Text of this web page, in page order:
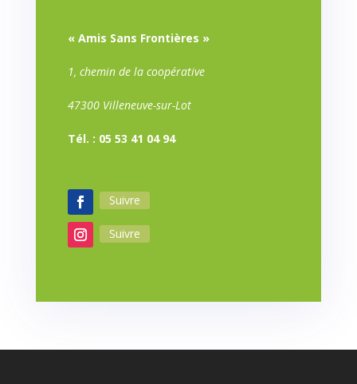
« Amis Sans Frontières »
1, chemin de la coopérative
47300 Villeneuve-sur-Lot
Tél. : 05 53 41 04 94
Suivre
Suivre